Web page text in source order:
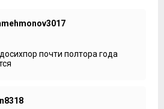
почти полтора года